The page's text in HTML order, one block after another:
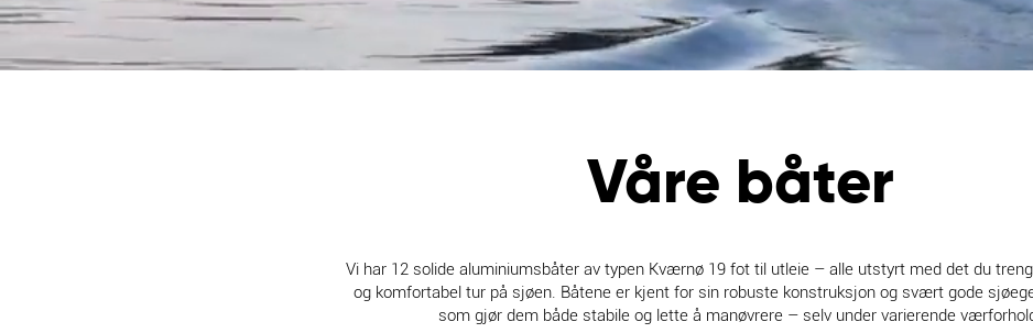
Våre båter
Vi har 12 solide aluminiumsbåter av typen Kværnø 19 fot til utleie – alle utstyrt med det du
og komfortabel tur på sjøen. Båtene er kjent for sin robuste konstruksjon og svært gode
som gjør dem både stabile og lette å manøvrere – selv under varierende